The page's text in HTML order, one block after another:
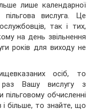
лише календарної
пільгова вислуга. Це
так і тих,
на день звільнення
років для виходу не
осіб, то
Вашу вислугу з
пільговому обчисленні
і більше, то знайте, що